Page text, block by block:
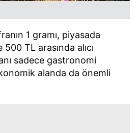
1 gramı, piyasada
TL arasında alıcı
sadece gastronomi
alanda da önemli